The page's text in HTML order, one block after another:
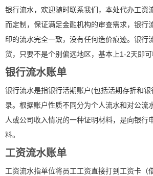
银行流水，欢迎随时联系我们，本处代办工资
而定制，保证满足金融机构的审查需求，银行
印的流水完全一致，没有任何造价痕迹。银行
货，只要不是个别偏远地区，基本上1-2天即可
银行流水账单
银行流水是指银行活期账户(包括活期存折和
录。根据账户性质不同分为个人流水和对公流
人或公司收入情况的一种证明材料，是向银行
料。
工资流水账单
工资流水指单位将员工工资直接打到工资卡（